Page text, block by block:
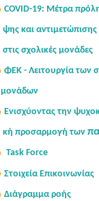
COVID-19: Μέτρα
ψης και αντιμετώπισης
στις σχολικές μονάδες
ΦΕΚ - Λειτουργία των
μονάδων
Ενισχύοντας την
κή προσαρμογή των
Task Force
Στοιχεία Επικοινωνίας
Διάγραμμα ροής